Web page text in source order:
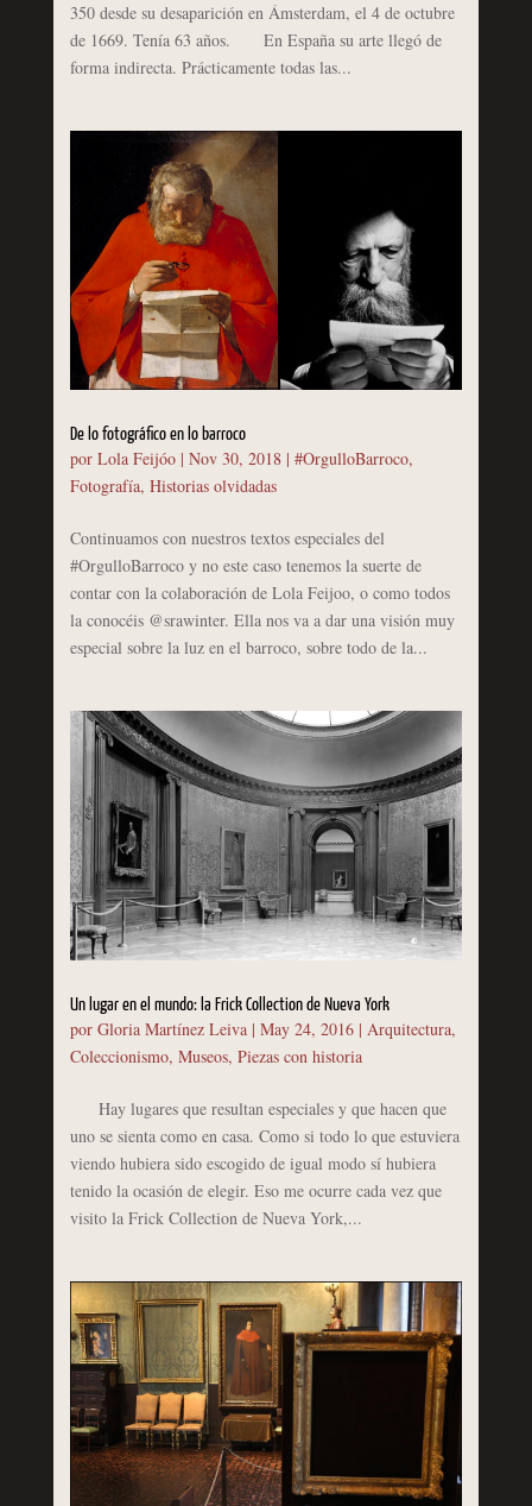
350 desde su desaparición en Ámsterdam, el 4 de octubre
de 1669. Tenía 63 años. En España su arte llegó de
forma indirecta. Prácticamente todas las...
De lo fotográfico en lo barroco
por Lola Feijóo| Nov 30, 2018| #OrgulloBarroco,
Fotografía, Historias olvidadas
Continuamos con nuestros textos especiales del
#OrgulloBarroco y no este caso tenemos la suerte de
contar con la colaboración de Lola Feijoo, o como todos
la conocéis @srawinter. Ella nos va a dar una visión muy
especial sobre la luz en el barroco, sobre todo de la...
Un lugar en el mundo: la Frick Collection de Nueva York
por Gloria Martínez Leiva| May 24, 2016| Arquitectura,
Coleccionismo, Museos, Piezas con historia
Hay lugares que resultan especiales y que hacen que
uno se sienta como en casa. Como si todo lo que estuviera
viendo hubiera sido escogido de igual modo sí hubiera
tenido la ocasión de elegir. Eso me ocurre cada vez que
visito la Frick Collection de Nueva York,...